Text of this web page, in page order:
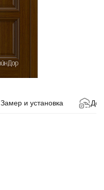
Замер и установка